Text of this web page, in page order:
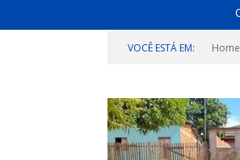
VOCÊ ESTÁ EM: Home